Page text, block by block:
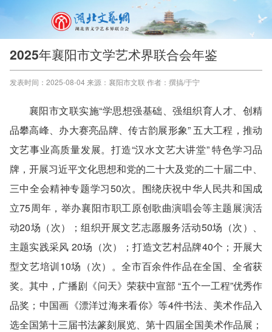
2025年襄阳市文学艺术界联合会年鉴
发表时间：2025-08-04 来源：襄阳市文联 作者：撰搞/于宁
襄阳市文联实施“学思想强基础、强组织育人才、创精
品攀高峰、办大赛亮品牌、传古韵展形象” 五大工程，推动
文艺事业高质量发展。打造“汉水文艺大讲堂” 特色学习品
牌，开展习近平文化思想和党的二十大及党的二十届二中、
三中全会精神专题学习50次。围绕庆祝中华人民共和国成
立75周年，举办襄阳市职工原创歌曲演唱会等主题展演活
动20场（次）；组织开展文艺志愿服务活动50场（次）、
主题实践采风 20场（次）；打造文艺村品牌40个；开展大
型文艺培训10场（次）。全市百余件作品在全国、全省获
奖。其中，广播剧《问天》荣获中宣部 “五个一工程”优秀作
品奖；中国画《漂洋过海来看你》等4件书法、美术作品入
选全国第十三届书法篆刻展览、第十四届全国美术作品展；